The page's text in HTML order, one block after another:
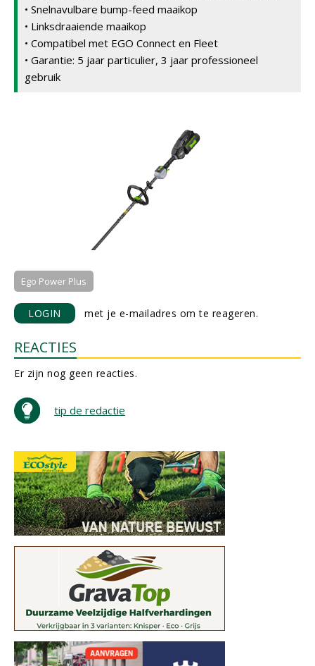
• Snelnavulbare bump-feed maaikop
• Linksdraaiende maaikop
• Compatibel met EGO Connect en Fleet
• Garantie: 5 jaar particulier, 3 jaar professioneel
gebruik
Ego Power Plus
LOGIN met je e-mailadres om te reageren.
REACTIES
Er zijn nog geen reacties.
tip de redactie